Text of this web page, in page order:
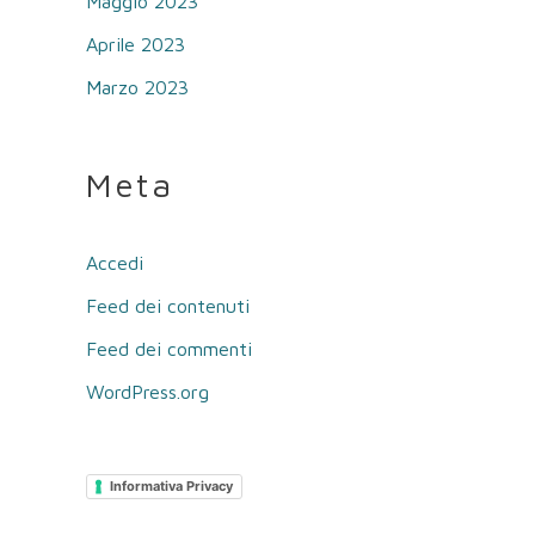
Aprile 2023
Marzo 2023
Meta
Accedi
Feed dei contenuti
Feed dei commenti
WordPress.org
Informativa Privacy